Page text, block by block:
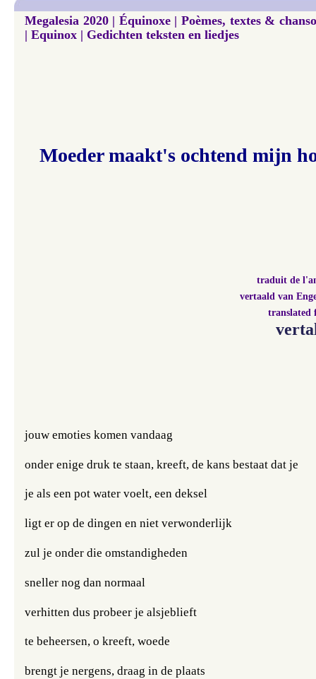
Megalesia 2020 | Équinoxe | Poèmes, textes &
| Equinox | Gedichten teksten en liedjes
Moeder maakt's ochtend mijn
traduit de
vertaald van
translated
jouw emoties komen vandaag
onder enige druk te staan, kreeft, de kans bestaat dat je
je als een pot water voelt, een deksel
ligt er op de dingen en niet verwonderlijk
zul je onder die omstandigheden
sneller nog dan normaal
verhitten dus probeer je alsjeblieft
te beheersen, o kreeft, woede
brengt je nergens, draag in de plaats